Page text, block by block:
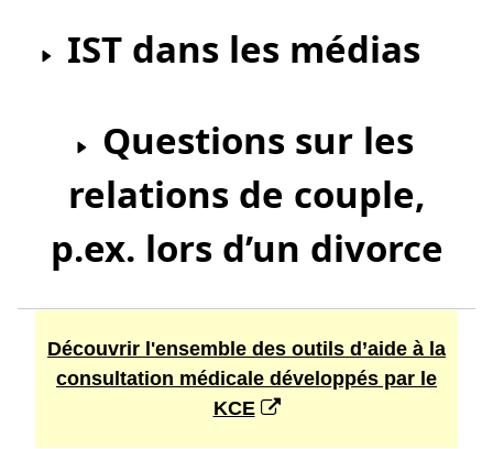
IST dans les médias
relations de couple,
p.ex. lors d’un divorce
Découvrir l'ensemble des outils d’aide à la
consultation médicale développés par le
KCE